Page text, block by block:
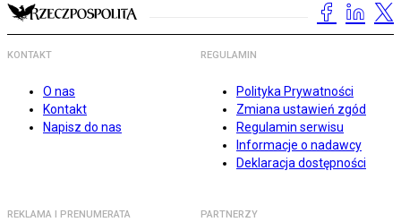
KONTAKT
O nas
Kontakt
Napisz do nas
REGULAMIN
Polityka Prywatności
Zmiana ustawień zgód
Regulamin serwisu
Informacje o nadawcy
Deklaracja dostępności
REKLAMA I PRENUMERATA PARTNERZY